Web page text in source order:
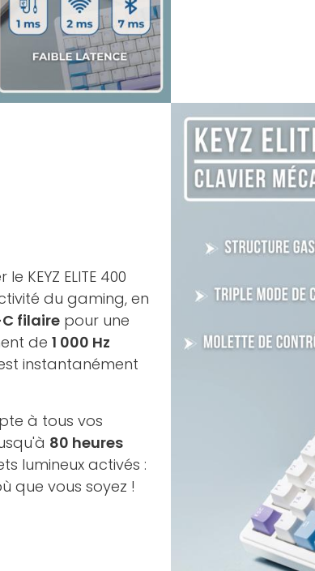
KEYZ ELITE 400
du gaming, en
C filaire pour une
de 1 000 Hz
instantanément
à tous vos
80 heures
lumineux activés :
que vous soyez !